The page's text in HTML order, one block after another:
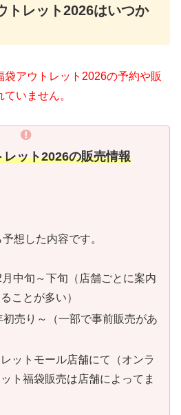
トレット2026はいつか
袋アウトレット2026の予約や販
いません。
ット2026の販売情報
想した内容です。
中旬～下旬（店舗ごとに案内
ことが多い）
売り～（一部で事前販売があ
ットモール店舗にて（オンラ
ト福袋販売は店舗によってま